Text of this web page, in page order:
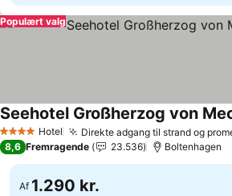
Populært valg
4 StjernerHotel Direkte adgang til strand og
Seehotel Großherzog von
8,6 Fremragende 23.536 Boltenhagen
Af 1.290 kr.